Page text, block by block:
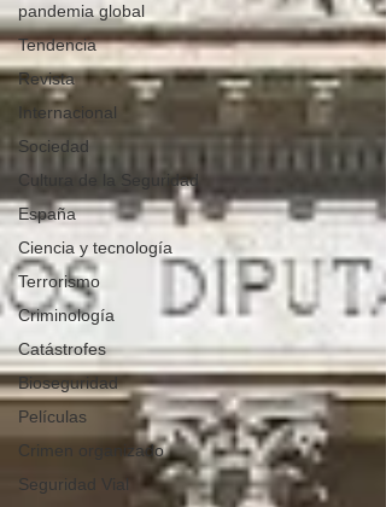
pandemia global
Tendencia
Revista
Internacional
Sociedad
Cultura de la Seguridad
España
Ciencia y tecnología
Terrorismo
Criminología
Catástrofes
Bioseguridad
Películas
Crimen organizado
Seguridad Vial